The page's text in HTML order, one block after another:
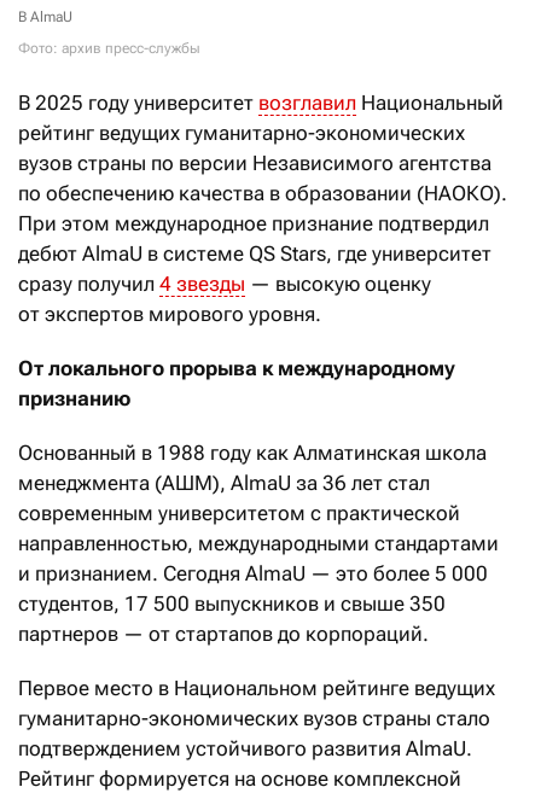
В AlmaU
Фото: архив пресс-службы
В 2025 году университет возглавил Национальный
рейтинг ведущих гуманитарно-экономических
вузов страны по версии Независимого агентства
по обеспечению качества в образовании (НАОКО).
При этом международное признание подтвердил
дебют AlmaU в системе QS Stars, где университет
сразу получил 4 звезды — высокую оценку
от экспертов мирового уровня.
От локального прорыва к международному
признанию
Основанный в 1988 году как Алматинская школа
менеджмента (АШМ), AlmaU за 36 лет стал
современным университетом с практической
направленностью, международными стандартами
и признанием. Сегодня AlmaU — это более 5 000
студентов, 17 500 выпускников и свыше 350
партнеров — от стартапов до корпораций.
Первое место в Национальном рейтинге ведущих
гуманитарно-экономических вузов страны стало
подтверждением устойчивого развития AlmaU.
Рейтинг формируется на основе комплексной